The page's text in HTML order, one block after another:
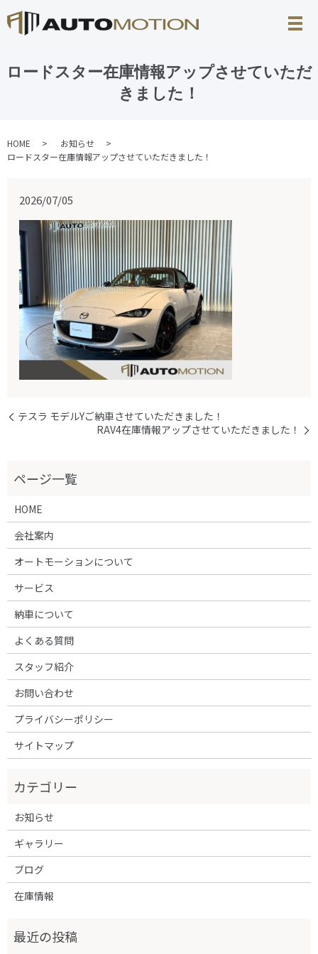
ロードスター在庫情報アップさせていただ
きました！
HOME
お知らせ
ロードスター在庫情報アップさせていただきました！
2026/07/05
テスラ モデルYご納車させていただきました！
RAV4在庫情報アップさせていただきました！
HOME
会社案内
オートモーションについて
サービス
納車について
よくある質問
スタッフ紹介
お問い合わせ
プライバシーポリシー
サイトマップ
お知らせ
ギャラリー
ブログ
在庫情報